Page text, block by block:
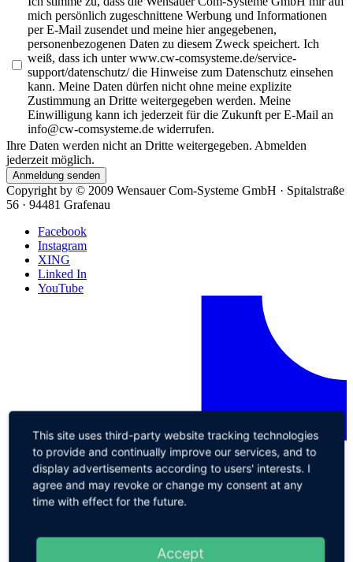
mich persönlich zugeschnittene Werbung und Informationen
per E-Mail zusendet und meine hier angegebenen,
personenbezogenen Daten zu diesem Zweck speichert. Ich
weiß, dass ich unter www.cw-comsysteme.de/service-
support/datenschutz/ die Hinweise zum Datenschutz einsehen
kann. Meine Daten dürfen nicht ohne meine explizite
Zustimmung an Dritte weitergegeben werden. Meine
Einwilligung kann ich jederzeit für die Zukunft per E-Mail an
info@cw-comsysteme.de widerrufen.
Ihre Daten werden nicht an Dritte weitergegeben. Abmelden
jederzeit möglich.
Anmeldung senden
Copyright by © 2009 Wensauer Com-Systeme GmbH · Spitalstraße
56 · 94481 Grafenau
Facebook
Instagram
XING
Linked In
YouTube
This site uses third-party website tracking technologies
to provide and continually improve our services, and to
display advertisements according to users' interests. I
agree and may revoke or change my consent at any
time with effect for the future.
Accept